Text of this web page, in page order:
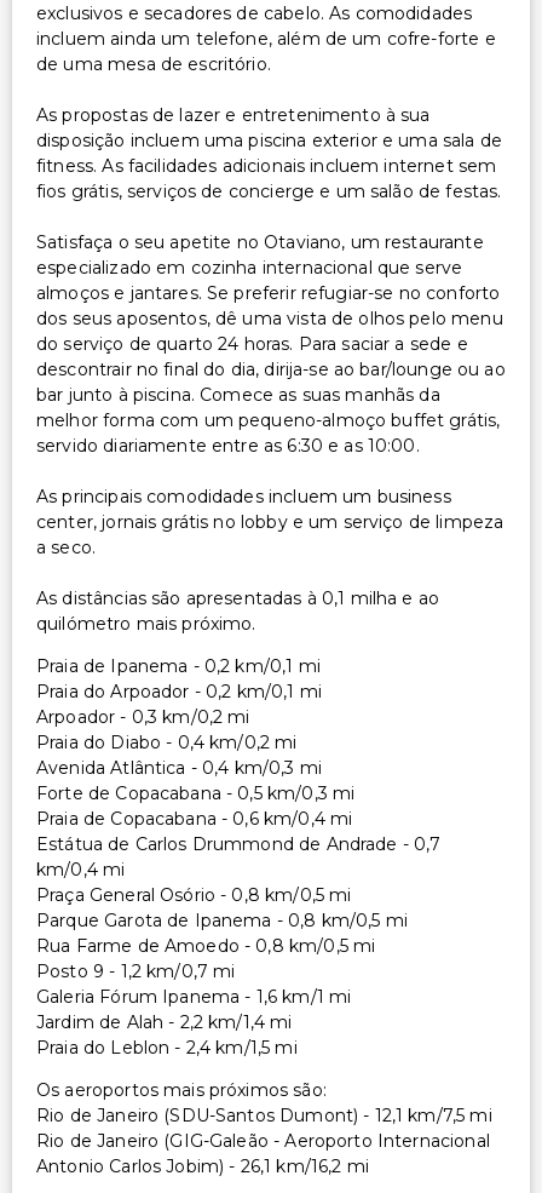
exclusivos e secadores de cabelo. As comodidades
incluem ainda um telefone, além de um cofre-forte e
de uma mesa de escritório.
As propostas de lazer e entretenimento à sua
disposição incluem uma piscina exterior e uma sala de
fitness. As facilidades adicionais incluem internet sem
fios grátis, serviços de concierge e um salão de festas.
Satisfaça o seu apetite no Otaviano, um restaurante
especializado em cozinha internacional que serve
almoços e jantares. Se preferir refugiar-se no conforto
dos seus aposentos, dê uma vista de olhos pelo menu
do serviço de quarto 24 horas. Para saciar a sede e
descontrair no final do dia, dirija-se ao bar/lounge ou ao
bar junto à piscina. Comece as suas manhãs da
melhor forma com um pequeno-almoço buffet grátis,
servido diariamente entre as 6:30 e as 10:00.
As principais comodidades incluem um business
center, jornais grátis no lobby e um serviço de limpeza
a seco.
As distâncias são apresentadas à 0,1 milha e ao
quilómetro mais próximo.
Praia de Ipanema - 0,2 km/0,1 mi
Praia do Arpoador - 0,2 km/0,1 mi
Arpoador - 0,3 km/0,2 mi
Praia do Diabo - 0,4 km/0,2 mi
Avenida Atlântica - 0,4 km/0,3 mi
Forte de Copacabana - 0,5 km/0,3 mi
Praia de Copacabana - 0,6 km/0,4 mi
Estátua de Carlos Drummond de Andrade - 0,7
km/0,4 mi
Praça General Osório - 0,8 km/0,5 mi
Parque Garota de Ipanema - 0,8 km/0,5 mi
Rua Farme de Amoedo - 0,8 km/0,5 mi
Posto 9 - 1,2 km/0,7 mi
Galeria Fórum Ipanema - 1,6 km/1 mi
Jardim de Alah - 2,2 km/1,4 mi
Praia do Leblon - 2,4 km/1,5 mi
Os aeroportos mais próximos são:
Rio de Janeiro (SDU-Santos Dumont) - 12,1 km/7,5 mi
Rio de Janeiro (GIG-Galeão - Aeroporto Internacional
Antonio Carlos Jobim) - 26,1 km/16,2 mi